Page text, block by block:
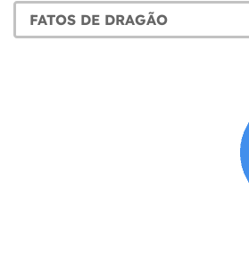
FATOS DE DRAGÃO